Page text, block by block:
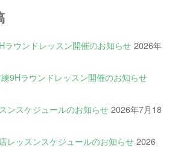
ラウンドレッスン開催のお知らせ 2026年
9Hラウンドレッスン開催のお知らせ
ンスケジュールのお知らせ 2026年7月18
レッスンスケジュールのお知らせ 2026